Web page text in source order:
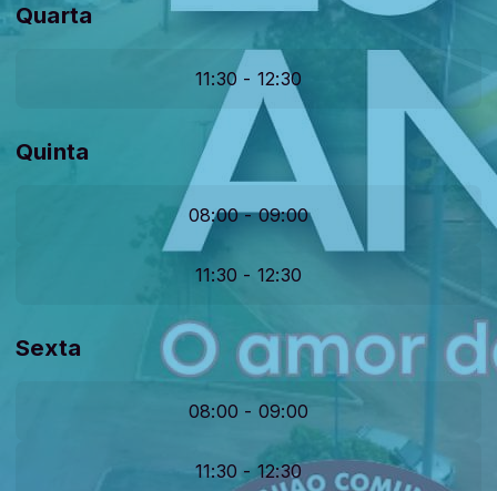
Quarta
11:30 - 12:30
Quinta
08:00 - 09:00
11:30 - 12:30
Sexta
08:00 - 09:00
11:30 - 12:30